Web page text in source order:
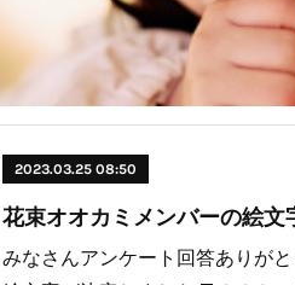
2023.03.25 08:50
花束オオカミメンバーの絵文
みなさんアンケート回答ありが